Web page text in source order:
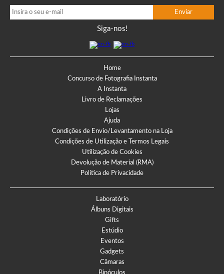
Siga-nos!
Home
Concurso de Fotografia Instanta
A Instanta
Livro de Reclamações
Lojas
Ajuda
Condições de Envio/Levantamento na Loja
Condições de Utilização e Termos Legais
Utilização de Cookies
Devolução de Material (RMA)
Política de Privacidade
Laboratório
Álbuns Digitais
Gifts
Estúdio
Eventos
Gadgets
Câmaras
Binóculos